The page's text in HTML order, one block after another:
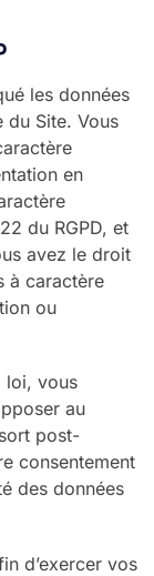
les données
du Site. Vous
en
du RGPD, et
avez le droit
à caractère
ou
loi, vous
au
post-
consentement
des données
d’exercer vos